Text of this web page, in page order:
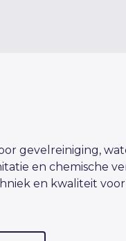
gevelreiniging,
en chemische
en kwaliteit